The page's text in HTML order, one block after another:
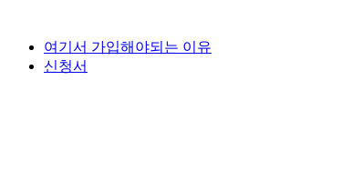
여기서 가입해야되는 이유
신청서